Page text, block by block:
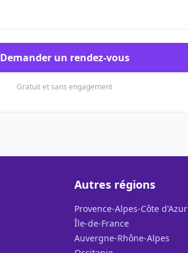
Demander un rendez-vous
Gratuit et sans engagement
Autres régions
Provence-Alpes-Côte d'Azur
Île-de-France
Auvergne-Rhône-Alpes